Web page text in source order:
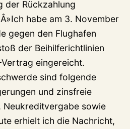
der Rückzahlung
habe am 3. November
gegen den Flughafen
der Beihilferichtlinien
eingereicht.
sind folgende
und zinsfreie
Neukreditvergabe sowie
erhielt ich die Nachricht,